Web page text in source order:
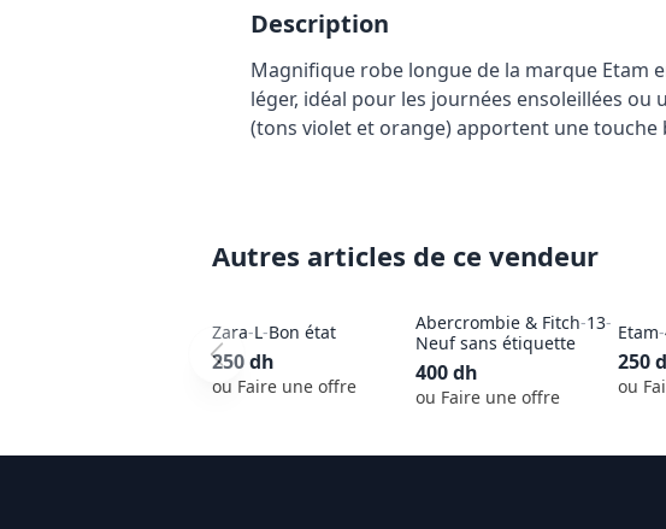
Description
Magnifique robe longue de la marque Etam
léger, idéal pour les journées ensoleillées
(tons violet et orange) apportent une
Autres articles de ce vendeur
Zara-L-Bon état
250dh
ou Faire une offre
Abercrombie & Fitch-13-
Neuf sans étiquette
400dh
ou Faire une offre
Etam-
250
ou